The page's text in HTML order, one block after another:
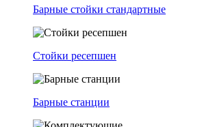
Барные стойки стандартные
Стойки ресепшен
Барные станции